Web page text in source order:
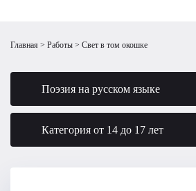
Главная Работы Свет в том окошке
Поэзия на русском языке
Категория от 14 до 17 лет